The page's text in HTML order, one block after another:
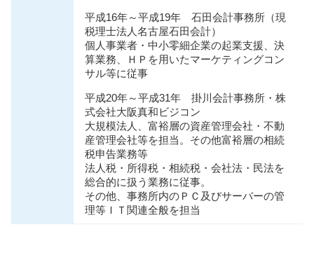
平成16年～平成19年 石田会計事務所（現
税理士法人名古屋石田会計）
個人事業者・中小零細企業の起業支援、決
算業務、ＨＰを用いたマーケティングコン
サル等に従事
平成20年～平成31年 掛川会計事務所・株
式会社大阪真和ビジコン
大規模法人、富裕層の資産管理会社・不動
産管理会社等を担当。その他富裕層の相続
税申告業務等
法人税・所得税・相続税・会社法・⺠法を
総合的に扱う業務に従事。
その他、事務所内のＰＣ及びサーバーの管
理等ＩＴ関連全般を担当